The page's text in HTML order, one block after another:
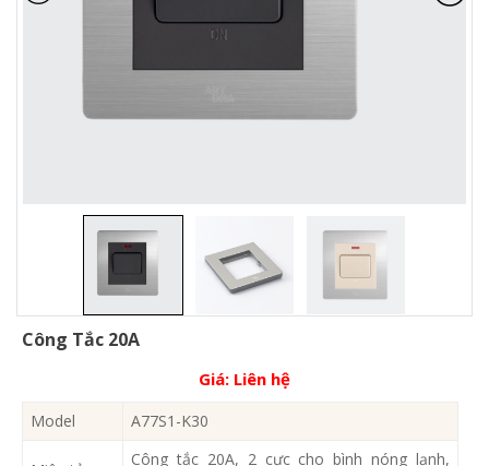
Công Tắc 20A
Giá: Liên hệ
Model A77S1-K30
Công tắc 20A, 2 cực cho bình nóng lạnh,